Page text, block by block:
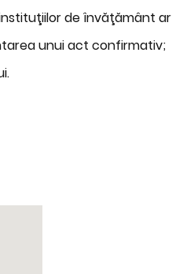
de învăţământ
unui act confirmativ;